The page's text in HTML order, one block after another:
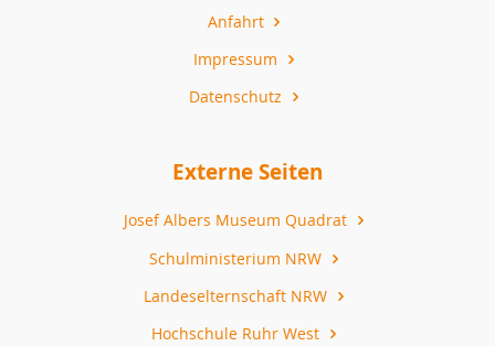
Anfahrt
Impressum
Datenschutz
Externe Seiten
Josef Albers Museum Quadrat
Schulministerium NRW
Landeselternschaft NRW
Hochschule Ruhr West